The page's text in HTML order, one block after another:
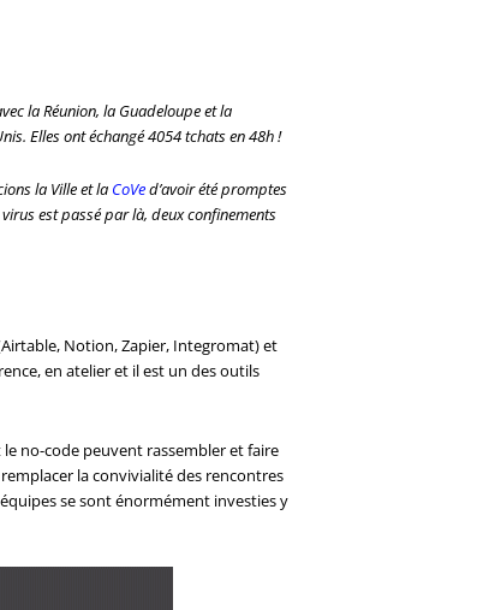
la Réunion, la Guadeloupe et la
Elles ont échangé 4054 tchats en 48h !
la Ville et la CoVed’avoir été promptes
virus est passé par là, deux confinements
Notion, Zapier, Integromat) et
en atelier et il est un des outils
no-code peuvent rassembler et faire
la convivialité des rencontres
se sont énormément investies y